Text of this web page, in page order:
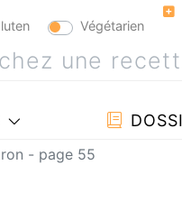
Végétarien
- page 55